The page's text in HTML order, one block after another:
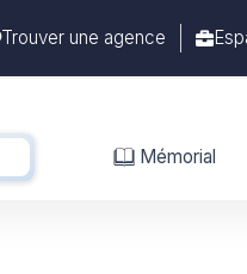
Trouver une agence
Mémorial